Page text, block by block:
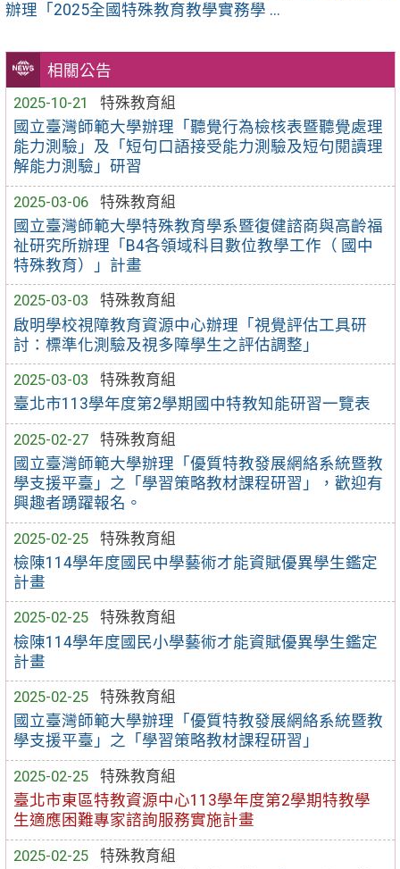
相關公告
2025-10-21
特殊教育組
國立臺灣師範大學辦理「聽覺行為檢核表暨聽覺處理
能力測驗」及「短句口語接受能力測驗及短句閱讀理
解能力測驗」研習
2025-03-06
特殊教育組
國立臺灣師範大學特殊教育學系暨復健諮商與高齡福
祉研究所辦理「B4各領域科目數位教學工作（ 國中
特殊教育）」計畫
2025-03-03
特殊教育組
啟明學校視障教育資源中心辦理「視覺評估工具研
討：標準化測驗及視多障學生之評估調整」
2025-03-03
特殊教育組
臺北市113學年度第2學期國中特教知能研習一覽表
2025-02-27
特殊教育組
國立臺灣師範大學辦理「優質特教發展網絡系統暨教
學支援平臺」之「學習策略教材課程研習」，歡迎有
興趣者踴躍報名。
2025-02-25
特殊教育組
檢陳114學年度國民中學藝術才能資賦優異學生鑑定
計畫
2025-02-25
特殊教育組
檢陳114學年度國民小學藝術才能資賦優異學生鑑定
計畫
2025-02-25
特殊教育組
國立臺灣師範大學辦理「優質特教發展網絡系統暨教
學支援平臺」之「學習策略教材課程研習」
2025-02-25
特殊教育組
臺北市東區特教資源中心113學年度第2學期特教學
生適應困難專家諮詢服務實施計畫
2025-02-25
特殊教育組
辦理「2025全國特殊教育教學實務學 ...